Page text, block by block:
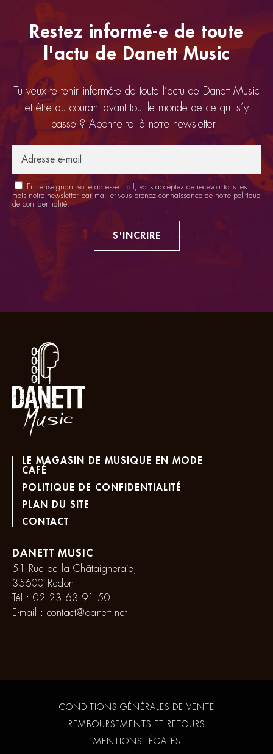
Restez informé-e de toute
l'actu de Danett Music
Tu veux te tenir informé-e de toute l’actu de Danett Music
et être au courant avant tout le monde de ce qui s’y
passe ? Abonne toi à notre newsletter !
En renseignant votre adresse mail, vous acceptez de recevoir tous les
mois notre newsletter par mail et vous prenez connaissance de notre politique
de confidentialité.
S'INCRIRE
LE MAGASIN DE MUSIQUE EN MODE
CAFÉ
POLITIQUE DE CONFIDENTIALITÉ
PLAN DU SITE
CONTACT
DANETT MUSIC
51 Rue de la Châtaigneraie,
35600 Redon
Tél : 02 23 63 91 50
E-mail : contact@danett.net
CONDITIONS GÉNÉRALES DE VENTE
REMBOURSEMENTS ET RETOURS
MENTIONS LÉGALES